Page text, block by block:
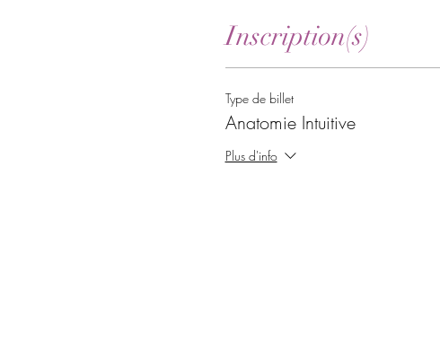
Inscription(s)
Type de billet
Anatomie Intuitive
Plus d'info